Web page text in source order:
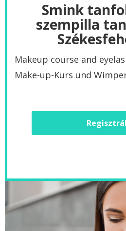
Smink
szempilla
Makeup course and
Make-up-Kurs und